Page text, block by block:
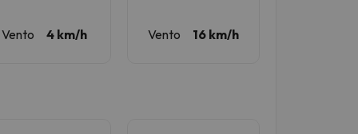
Vento 4 km/h Vento 16 km/h